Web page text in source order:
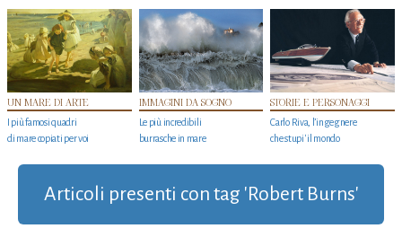
UN MARE DI ARTE
I più famosi quadri
di mare copiati per voi
IMMAGINI DA SOGNO
Le più incredibili
burrasche in mare
STORIE E PERSONAGGI
Carlo Riva, l’ingegnere
che stupi' il mondo
Articoli presenti con tag 'Robert Burns'